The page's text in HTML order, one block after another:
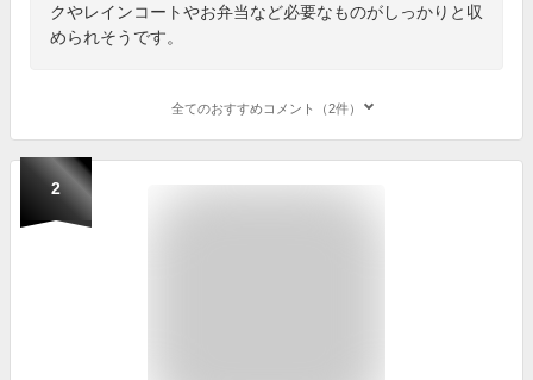
クやレインコートやお弁当など必要なものがしっかりと収
められそうです。
全てのおすすめコメント（2件）
2